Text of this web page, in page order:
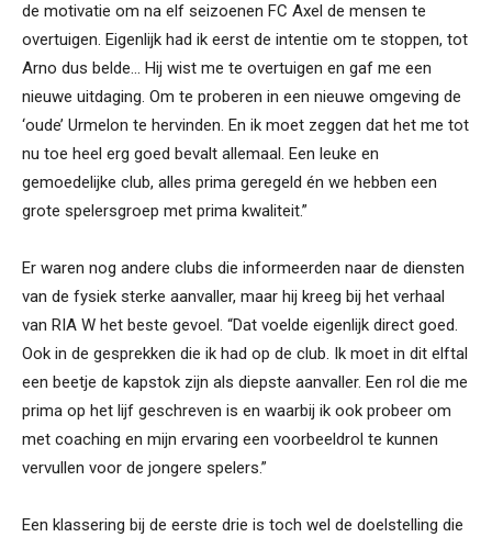
de motivatie om na elf seizoenen FC Axel de mensen te
overtuigen. Eigenlijk had ik eerst de intentie om te stoppen, tot
Arno dus belde… Hij wist me te overtuigen en gaf me een
nieuwe uitdaging. Om te proberen in een nieuwe omgeving de
‘oude’ Urmelon te hervinden. En ik moet zeggen dat het me tot
nu toe heel erg goed bevalt allemaal. Een leuke en
gemoedelijke club, alles prima geregeld én we hebben een
grote spelersgroep met prima kwaliteit.”
Er waren nog andere clubs die informeerden naar de diensten
van de fysiek sterke aanvaller, maar hij kreeg bij het verhaal
van RIA W het beste gevoel. “Dat voelde eigenlijk direct goed.
Ook in de gesprekken die ik had op de club. Ik moet in dit elftal
een beetje de kapstok zijn als diepste aanvaller. Een rol die me
prima op het lijf geschreven is en waarbij ik ook probeer om
met coaching en mijn ervaring een voorbeeldrol te kunnen
vervullen voor de jongere spelers.”
Een klassering bij de eerste drie is toch wel de doelstelling die